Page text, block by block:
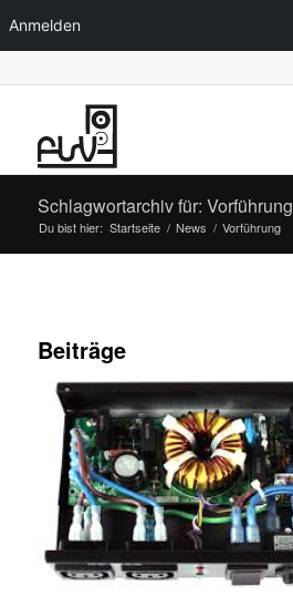
Anmelden
Schlagwortarchiv für: Vorführung
Du bist hier: Startseite / News / Vorführung
Beiträge